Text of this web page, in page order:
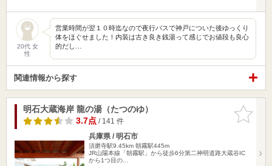
20代 女
性
営業時間が翌１０時迄なので夜行バスで神戸についた後ゆっくり
体をほぐせました！内装は古き良き銭湯って感じでお値段も良心
的だし…
関連情報から探す
お気に入
りに追加
明石大蔵海岸 龍の湯（たつのゆ）
3.7点/ 141 件
兵庫県 / 明石市
須磨寺駅9.45km 朝霧駅445m
JR山陽本線「朝霧駅」から徒歩6分第二神明道路大蔵谷IC
から1つ目の…